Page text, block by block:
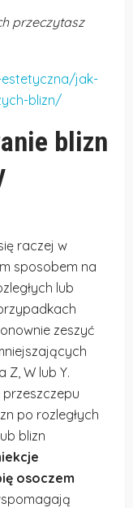
przeczytasz
jak-
blizn/
blizn
raczej w
sposobem na
lub
zeszyć
W lub Y.
po rozległych
blizn
osoczem